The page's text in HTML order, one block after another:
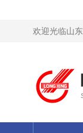
欢迎光临山